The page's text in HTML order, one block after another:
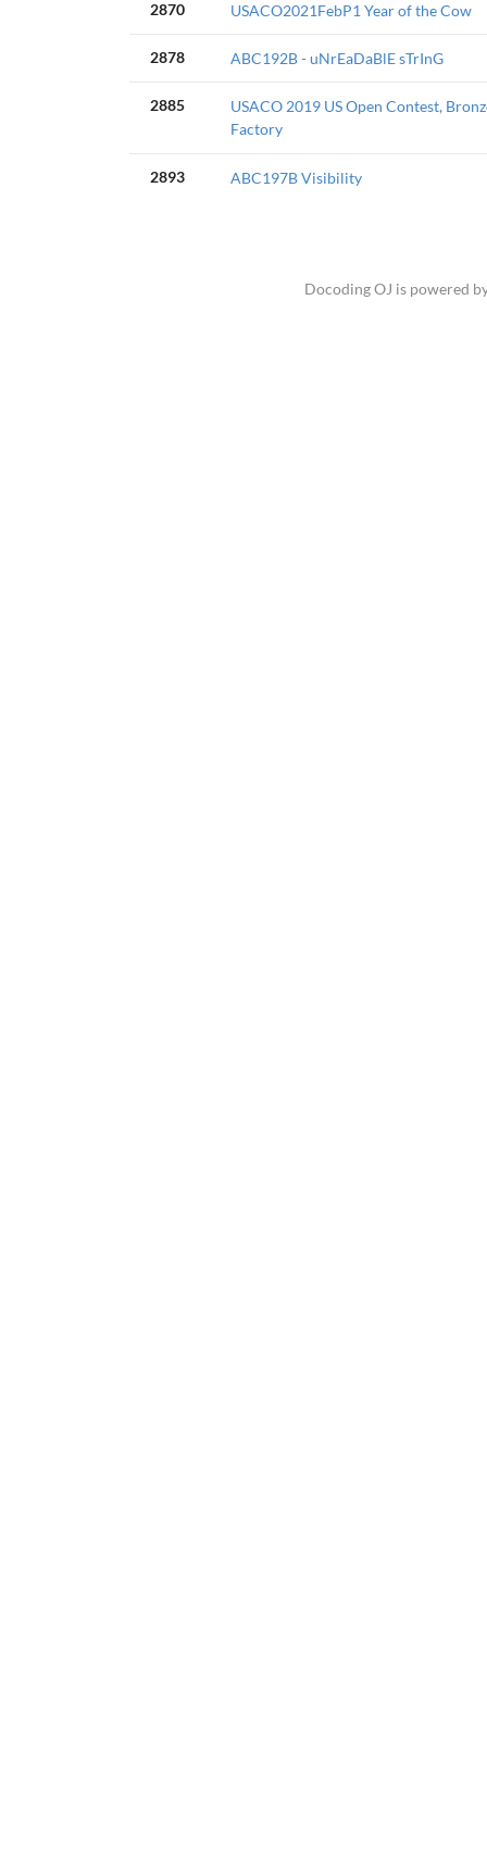
2870 USACO2021FebP1 Year of the Cow
2878 ABC192B - uNrEaDaBlE sTrInG
2885
USACO 2019 US Open Contest,
Factory
2893 ABC197B Visibility
Docoding OJ is powered